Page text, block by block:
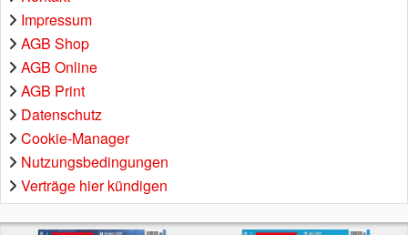
Impressum
AGB Shop
AGB Online
AGB Print
Datenschutz
Cookie-Manager
Nutzungsbedingungen
Verträge hier kündigen